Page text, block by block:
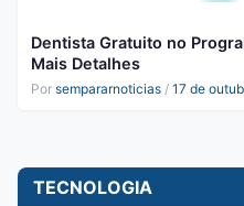
Dentista Gratuito no
Mais Detalhes
Por sempararnoticias / 17 de
TECNOLOGIA